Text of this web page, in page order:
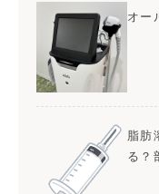
オー
脂肪
る？